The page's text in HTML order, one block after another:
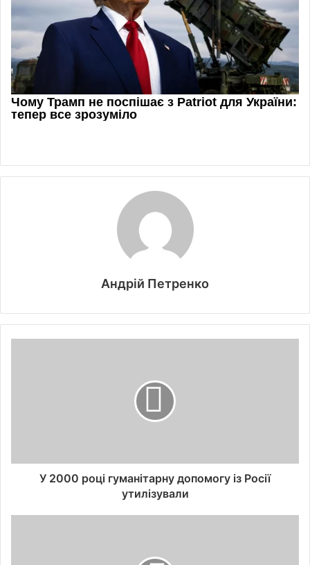
Андрій Петренко
У 2000 році гуманітарну допомогу із Росії
утилізували